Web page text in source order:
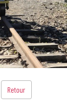
Retour